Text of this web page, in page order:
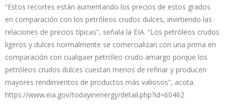
“Estos recortes están aumentando los precios de estos grados
en comparación con los petróleos crudos dulces, invirtiendo las
relaciones de precios típicas”, señala la EIA. “Los petróleos crudos
ligeros y dulces normalmente se comercializan con una prima en
comparación con cualquier petróleo crudo amargo porque los
petróleos crudos dulces cuestan menos de refinar y producen
mayores rendimientos de productos más valiosos”, acota.
https://www.eia.gov/todayinenergy/detail.php?id=60462